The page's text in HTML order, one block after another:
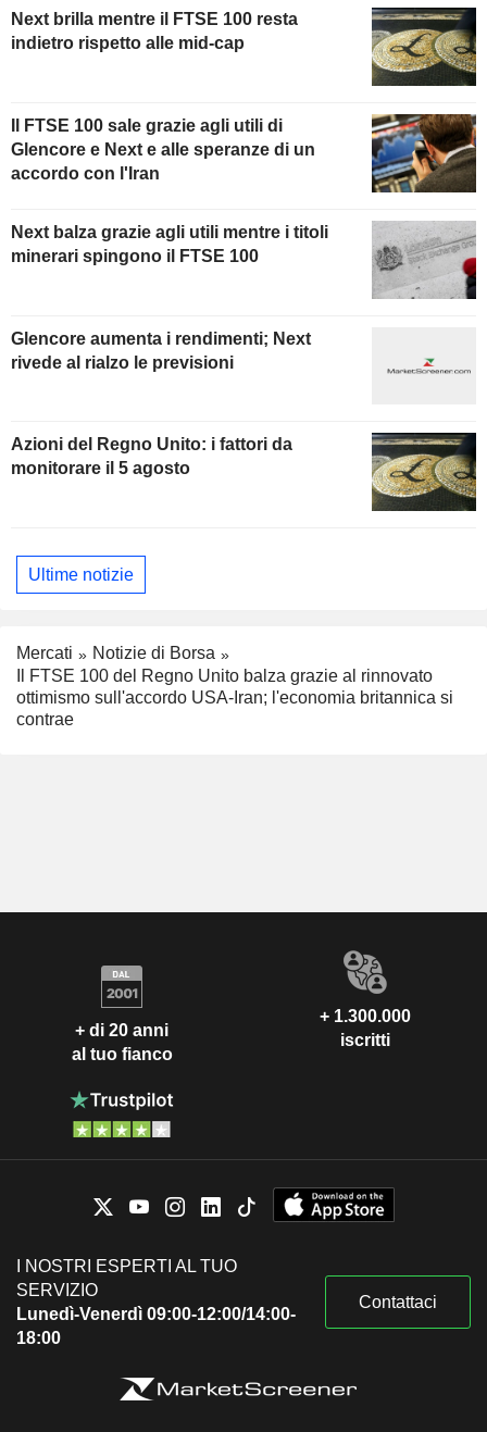
Next brilla mentre il FTSE 100 resta
indietro rispetto alle mid-cap
Il FTSE 100 sale grazie agli utili di
Glencore e Next e alle speranze di un
accordo con l'Iran
Next balza grazie agli utili mentre i titoli
minerari spingono il FTSE 100
Glencore aumenta i rendimenti; Next
rivede al rialzo le previsioni
Azioni del Regno Unito: i fattori da
monitorare il 5 agosto
Ultime notizie
Mercati
Notizie di Borsa
Il FTSE 100 del Regno Unito balza grazie al rinnovato
ottimismo sull'accordo USA-Iran; l'economia britannica si
contrae
+ di 20 anni
al tuo fianco
+ 1.300.000
iscritti
I NOSTRI ESPERTI AL TUO
SERVIZIO
Lunedì-Venerdì 09:00-12:00/14:00-
18:00
Contattaci